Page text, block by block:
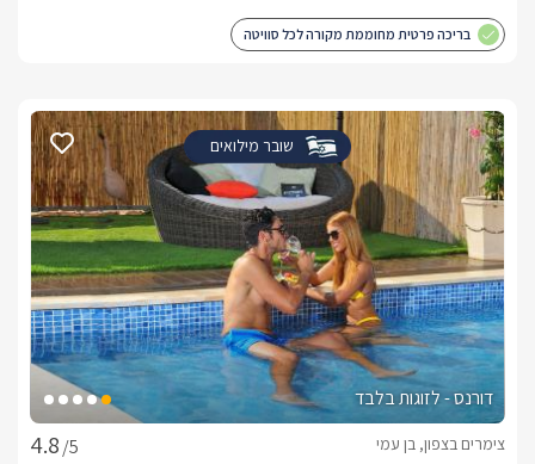
בריכה פרטית מחוממת מקורה לכל סוויטה
שובר מילואים
דורנס - לזוגות בלבד
/5
צימרים בצפון, בן עמי